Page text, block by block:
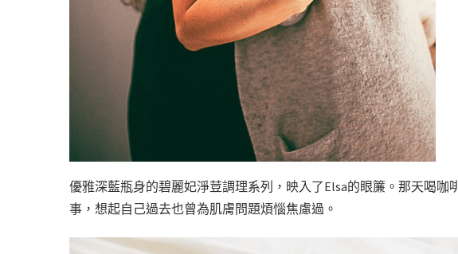
優雅深藍瓶身的碧麗妃淨荳調理系列， 映入了Elsa的眼簾。那天喝咖
事，想起自己過去也曾為肌膚問題煩惱焦慮過。